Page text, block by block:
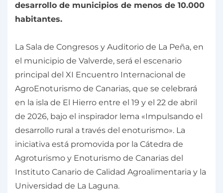
desarrollo de municipios de menos de 10.000
habitantes.
La Sala de Congresos y Auditorio de La Peña, en
el municipio de Valverde, será el escenario
principal del XI Encuentro Internacional de
AgroEnoturismo de Canarias, que se celebrará
en la isla de El Hierro entre el 19 y el 22 de abril
de 2026, bajo el inspirador lema «Impulsando el
desarrollo rural a través del enoturismo». La
iniciativa está promovida por la Cátedra de
Agroturismo y Enoturismo de Canarias del
Instituto Canario de Calidad Agroalimentaria y la
Universidad de La Laguna.